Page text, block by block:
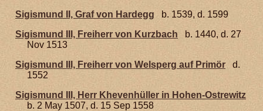
Sigismund II, Graf von Hardegg
b. 1539, d. 1599
Sigismund III, Freiherr von Kurzbach
b. 1440, d. 27
Nov 1513
Sigismund III, Freiherr von Welsperg auf Primör
d.
1552
Sigismund III, Herr Khevenhüller in Hohen-Ostrewitz
b. 2 May 1507, d. 15 Sep 1558